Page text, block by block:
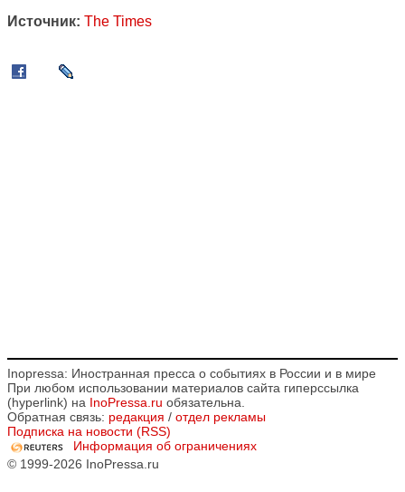
Источник: The Times
Inopressa: Иностранная пресса о событиях в России и в мире
При любом использовании материалов сайта гиперссылка
(hyperlink) на InoPressa.ru обязательна.
Обратная связь: редакция / отдел рекламы
Подписка на новости (RSS)
Информация об ограничениях
© 1999-2026 InoPressa.ru